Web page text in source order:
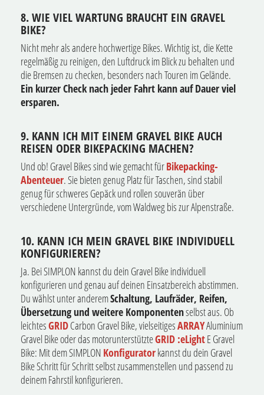
8. WIE VIEL WARTUNG BRAUCHT EIN GRAVEL
BIKE?
Nicht mehr als andere hochwertige Bikes. Wichtig ist, die Kette
regelmäßig zu reinigen, den Luftdruck im Blick zu behalten und
die Bremsen zu checken, besonders nach Touren im Gelände.
Ein kurzer Check nach jeder Fahrt kann auf Dauer viel
ersparen.
9. KANN ICH MIT EINEM GRAVEL BIKE AUCH
REISEN ODER BIKEPACKING MACHEN?
Und ob! Gravel Bikes sind wie gemacht fürBikepacking-
Abenteuer. Sie bieten genug Platz für Taschen, sind stabil
genug für schweres Gepäck und rollen souverän über
verschiedene Untergründe, vom Waldweg bis zur Alpenstraße.
10. KANN ICH MEIN GRAVEL BIKE INDIVIDUELL
KONFIGURIEREN?
Ja. Bei SIMPLON kannst du dein Gravel Bike individuell
konfigurieren und genau auf deinen Einsatzbereich abstimmen.
Du wählst unter anderemSchaltung, Laufräder, Reifen,
Übersetzung und weitere Komponentenselbst aus. Ob
leichtesGRIDCarbon Gravel Bike, vielseitigesARRAYAluminium
Gravel Bike oder das motorunterstützteGRID :eLightE Gravel
Bike: Mit dem SIMPLON Konfiguratorkannst du dein Gravel
Bike Schritt für Schritt selbst zusammenstellen und passend zu
deinem Fahrstil konfigurieren.